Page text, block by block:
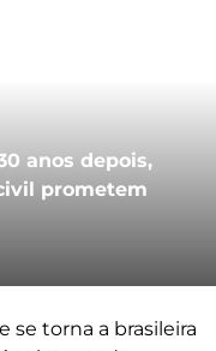
anos depois,
prometem